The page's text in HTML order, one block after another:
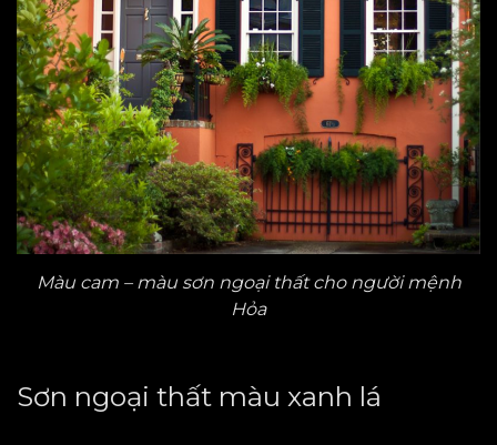
Màu cam – màu sơn ngoại thất cho người mệnh
Hỏa
Sơn ngoại thất màu xanh lá